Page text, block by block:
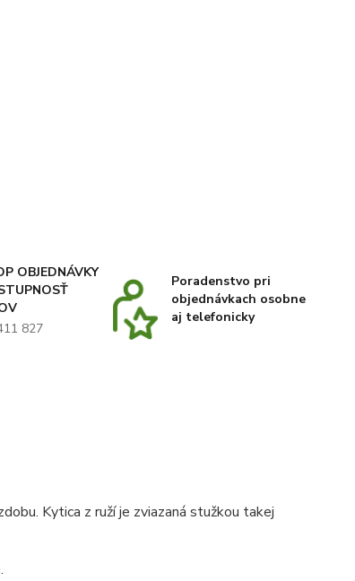
OBJEDNÁVKY
827
Poradenstvo pri
objednávkach osobne
aj telefonicky
Kytica z ruží je zviazaná stužkou takej